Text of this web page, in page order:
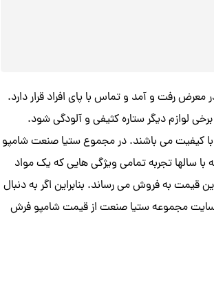
رفت و آمد و تماس با پای افراد قرار دارد.
لوازم دیگر ستاره کثیفی و آلودگی شود.
با کیفیت می باشند. در مجموع ستیا صنعت شامپو
سالها تجربه تمامی ویژگی هایی که یک مواد
قیمت به فروش می رساند. بنابراین اگر به دنبال
مجموعه ستیا صنعت از قیمت شامپو فرش